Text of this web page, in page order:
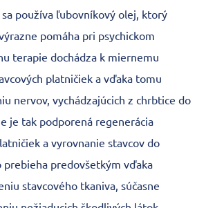
používa ľubovníkový olej, ktorý
pomáha pri psychickom
terapie dochádza k miernemu
platničiek a vďaka tomu
nervov, vychádzajúcich z chrbtice do
je tak podporená regenerácia
a vyrovnanie stavcov do
prebieha predovšetkým vďaka
stavcového tkaniva, súčasne